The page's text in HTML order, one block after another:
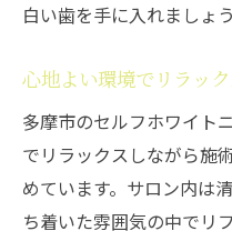
白い歯を手に入れましょう
心地よい環境でリラッ
多摩市のセルフホワイト
でリラックスしながら施
めています。サロン内は
ち着いた雰囲気の中でリ